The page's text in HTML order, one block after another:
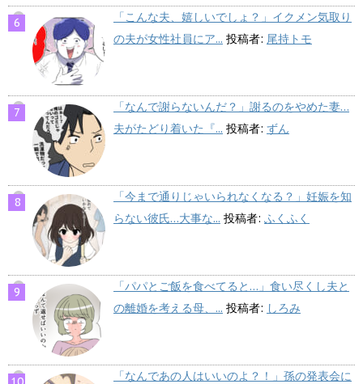
「こんな夫、嬉しいでしょ？」イクメン気取り
の夫が女性社員にア... 投稿者: 尾持トモ
「なんで謝らないんだ？」謝るのをやめた妻…
夫がたどり着いた『... 投稿者: ずん
「今まで通りじゃいられなくなる？」妊娠を知
らない彼氏…大事な... 投稿者: ふくふく
「パパとご飯を食べてると…」食い尽くし夫と
の離婚を考える母、... 投稿者: しろみ
「なんであの人はいいのよ？！」孫の発表会に